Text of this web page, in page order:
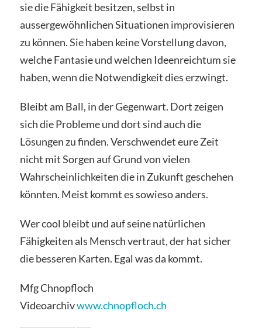
sie die Fähigkeit besitzen, selbst in
aussergewöhnlichen Situationen improvisieren
zu können. Sie haben keine Vorstellung davon,
welche Fantasie und welchen Ideenreichtum sie
haben, wenn die Notwendigkeit dies erzwingt.
Bleibt am Ball, in der Gegenwart. Dort zeigen
sich die Probleme und dort sind auch die
Lösungen zu finden. Verschwendet eure Zeit
nicht mit Sorgen auf Grund von vielen
Wahrscheinlichkeiten die in Zukunft geschehen
könnten. Meist kommt es sowieso anders.
Wer cool bleibt und auf seine natürlichen
Fähigkeiten als Mensch vertraut, der hat sicher
die besseren Karten. Egal was da kommt.
Mfg Chnopfloch
Videoarchivwww.chnopfloch.ch